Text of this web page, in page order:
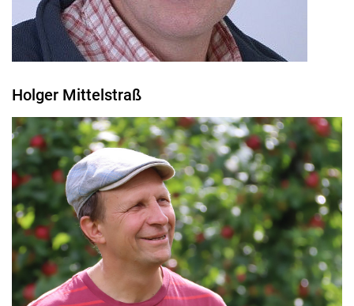
Holger Mittelstraß